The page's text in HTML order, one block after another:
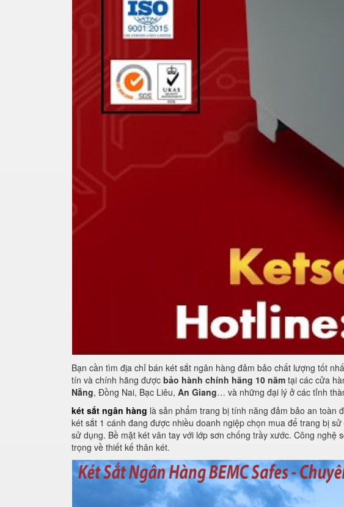
Bạn cần tìm địa chỉ bán két sắt ngân hàng đảm bảo chất lượng tốt
tín và chính hãng được bảo hành chính hãng 10 năm tại các cửa
Nẵng, Đồng Nai, Bạc Liêu, An Giang… và những đại lý ở các tỉnh
két sắt ngân hàng là sản phẩm trang bị tính năng đảm bảo an toàn
két sắt 1 cánh đang được nhiều doanh ngiệp chọn mua để trang bị
sử dụng. Bề mặt két vân tay với lớp sơn chống trầy xước. Công
trọng về thiết kế thân két.